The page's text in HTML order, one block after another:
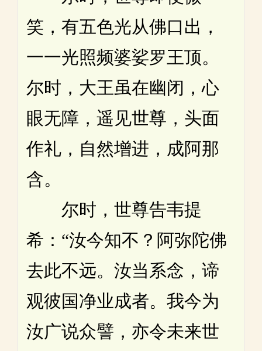
笑，有五色光从佛口出，
一一光照频婆娑罗王顶。
尔时，大王虽在幽闭，心
眼无障，遥见世尊，头面
作礼，自然增进，成阿那
含。
尔时，世尊告韦提
希：“汝今知不？阿弥陀佛
去此不远。汝当系念，谛
观彼国净业成者。我今为
汝广说众譬，亦令未来世